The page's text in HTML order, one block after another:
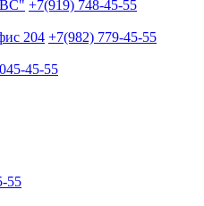
+7(919) 748-45-55
204 +7(982) 779-45-55
45-55
55